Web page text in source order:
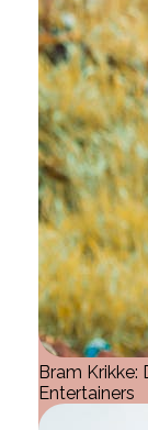
Bram Krikke:
Entertainers